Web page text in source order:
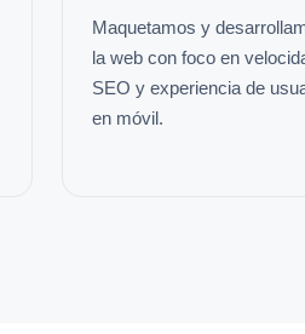
Maquetamos y
la web con foco en
SEO y experiencia de
en móvil.